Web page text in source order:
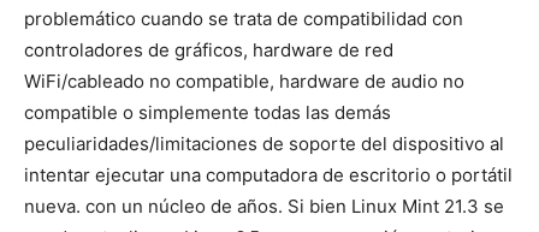
problemático cuando se trata de compatibilidad con
controladores de gráficos, hardware de red
WiFi/cableado no compatible, hardware de audio no
compatible o simplemente todas las demás
peculiaridades/limitaciones de soporte del dispositivo al
intentar ejecutar una computadora de escritorio o portátil
nueva. con un núcleo de años. Si bien Linux Mint 21.3 se